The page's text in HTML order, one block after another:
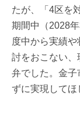
たが、「4区を
期間中（2028
度中から実績
討をおこない
弁でした。金子
ずに実現してほ